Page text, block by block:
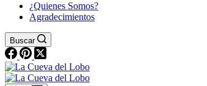
¿Quienes Somos?
Agradecimientos
Buscar